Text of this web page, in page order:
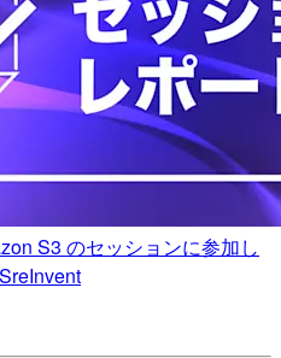
S3 のセッションに参加し